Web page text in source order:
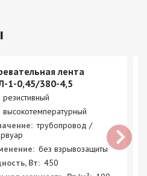
лента
1-0,45/380-4,5
резистивный
высокотемпературный
трубопровод /
без взрывозащиты
Вт: 450